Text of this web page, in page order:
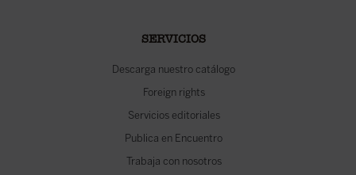
SERVICIOS
Descarga nuestro catálogo
Foreign rights
Servicios editoriales
Publica en Encuentro
Trabaja con nosotros